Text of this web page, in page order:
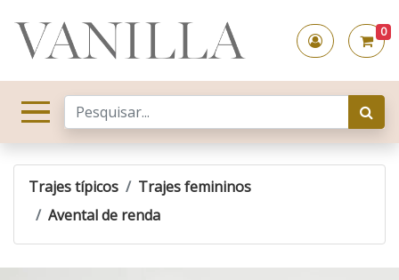
Vanilla Moda Feminina
Sua conta
0
Trajes típicos
Trajes femininos
Avental de renda